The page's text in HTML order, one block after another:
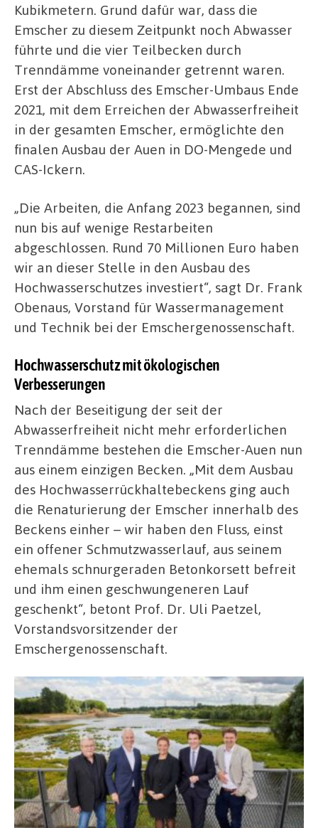
Kubikmetern. Grund dafür war, dass die
Emscher zu diesem Zeitpunkt noch Abwasser
führte und die vier Teilbecken durch
Trenndämme voneinander getrennt waren.
Erst der Abschluss des Emscher-Umbaus Ende
2021, mit dem Erreichen der Abwasserfreiheit
in der gesamten Emscher, ermöglichte den
finalen Ausbau der Auen in DO-Mengede und
CAS-Ickern.
„Die Arbeiten, die Anfang 2023 begannen, sind
nun bis auf wenige Restarbeiten
abgeschlossen. Rund 70 Millionen Euro haben
wir an dieser Stelle in den Ausbau des
Hochwasserschutzes investiert“, sagt Dr. Frank
Obenaus, Vorstand für Wassermanagement
und Technik bei der Emschergenossenschaft.
Hochwasserschutz mit ökologischen
Verbesserungen
Nach der Beseitigung der seit der
Abwasserfreiheit nicht mehr erforderlichen
Trenndämme bestehen die Emscher-Auen nun
aus einem einzigen Becken. „Mit dem Ausbau
des Hochwasserrückhaltebeckens ging auch
die Renaturierung der Emscher innerhalb des
Beckens einher – wir haben den Fluss, einst
ein offener Schmutzwasserlauf, aus seinem
ehemals schnurgeraden Betonkorsett befreit
und ihm einen geschwungeneren Lauf
geschenkt“, betont Prof. Dr. Uli Paetzel,
Vorstandsvorsitzender der
Emschergenossenschaft.